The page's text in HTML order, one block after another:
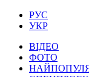
РУС
УКР
ВІДЕО
ФОТО